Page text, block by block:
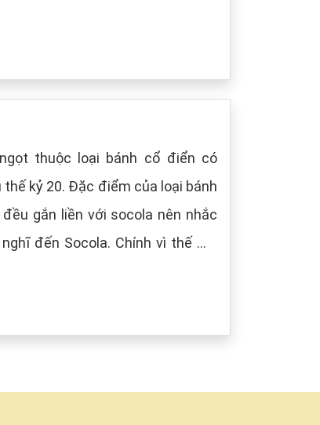
thuộc loại bánh cổ điển có
kỷ 20. Đặc điểm của loại bánh
gắn liền với socola nên nhắc
đến Socola. Chính vì thế mà
trưng cho màu của Socola.